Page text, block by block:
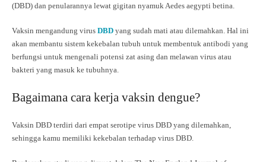
(DBD) dan penularannya lewat gigitan nyamuk Aedes aegypti betina.
Vaksin mengandung virus DBD yang sudah mati atau dilemahkan. Hal ini
akan membantu sistem kekebalan tubuh untuk membentuk antibodi yang
berfungsi untuk mengenali potensi zat asing dan melawan virus atau
bakteri yang masuk ke tubuhnya.
Bagaimana cara kerja vaksin dengue?
Vaksin DBD terdiri dari empat serotipe virus DBD yang dilemahkan,
sehingga kamu memiliki kekebalan terhadap virus DBD.